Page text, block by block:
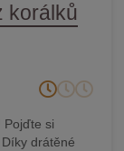
korálků
Pojďte si
drátěné